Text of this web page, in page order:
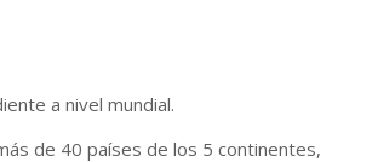
a nivel mundial.
de 40 países de los 5 continentes,